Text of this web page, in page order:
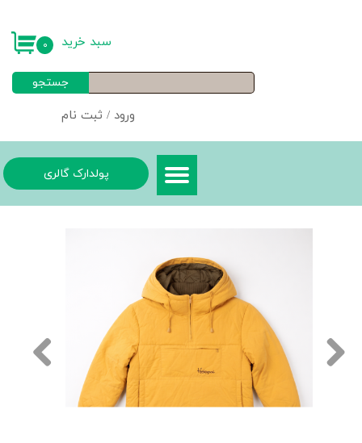
ورود / ثبت نام
خروج از حساب کاربری
جستجو
۰ سبد خرید
پولدارک گالری